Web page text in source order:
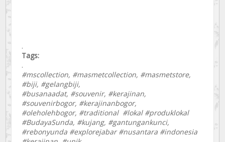
.
Tags:
.
#mscollection, #masmetcollection, #masmetstore,
#biji, #gelangbiji,
#busanaadat, #souvenir, #kerajinan,
#souvenirbogor, #kerajinanbogor,
#oleholehbogor, #traditional #lokal #produklokal
#BudayaSunda, #kujang, #gantungankunci,
#rebonyunda #explorejabar #nusantara #indonesia